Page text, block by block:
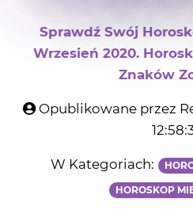
Sprawdź Swój
Wrzesień 2020.
Znaków
Opublikowane przez
W Kategoriach:
HOROSKOP